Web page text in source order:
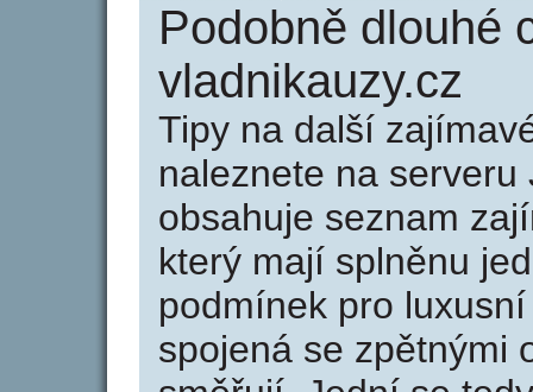
Podobně dlouhé
vladnikauzy.cz
Tipy na další
naleznete na serveru
obsahuje seznam
který mají splněnu
podmínek pro
spojená se zpětnými